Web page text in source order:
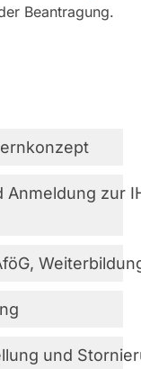
Beantragung.
Anmeldung zur
und